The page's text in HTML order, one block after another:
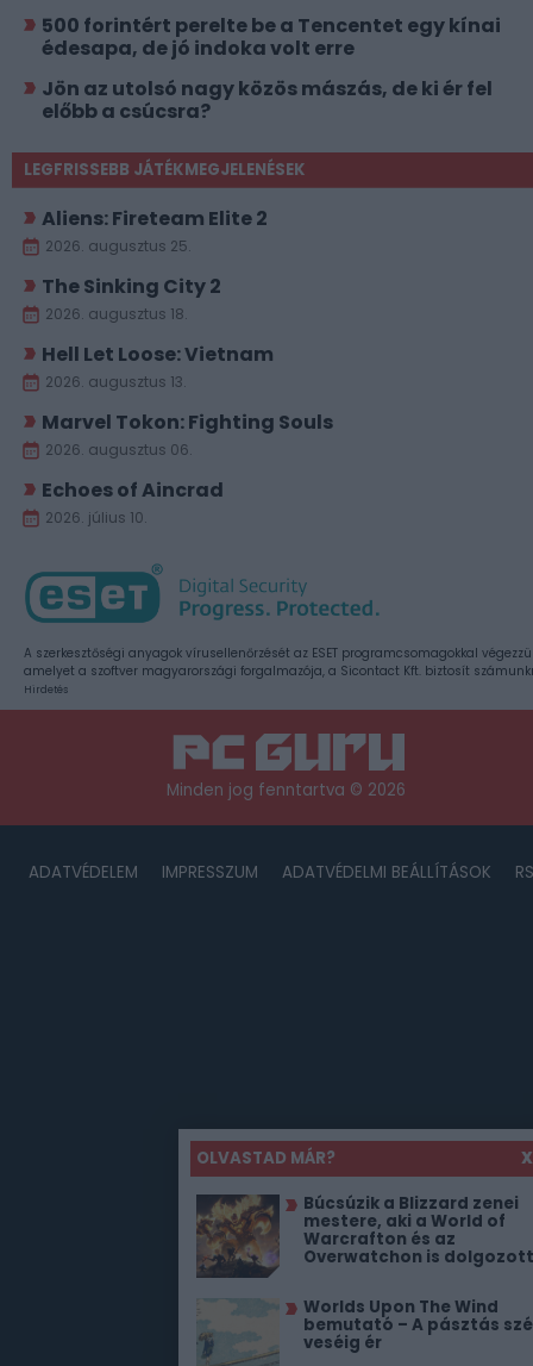
OLVASTAD MÁR?
X
Búcsúzik a Blizzard zenei
mestere, aki a World of
Warcrafton és az
Overwatchon is dolgozott
Worlds Upon The Wind
bemutató – A pásztás
veséig ér
500 forintért perelte be a Tencentet egy kínai
édesapa, de jó indoka volt erre
Jön az utolsó nagy közös mászás, de ki ér fel
előbb a csúcsra?
LEGFRISSEBB JÁTÉKMEGJELENÉSEK
Aliens: Fireteam Elite 2
2026. augusztus 25.
The Sinking City 2
2026. augusztus 18.
Hell Let Loose: Vietnam
2026. augusztus 13.
Marvel Tokon: Fighting Souls
2026. augusztus 06.
Echoes of Aincrad
2026. július 10.
A szerkesztőségi anyagok vírusellenőrzését az ESET programcsomagokkal
amelyet a szoftver magyarországi forgalmazója, a Sicontact Kft. biztosít
Hirdetés
Minden jog fenntartva © 2026
ADATVÉDELEM IMPRESSZUM ADATVÉDELMI BEÁLLÍTÁSOK